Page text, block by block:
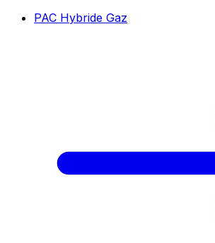
PAC Hybride Gaz